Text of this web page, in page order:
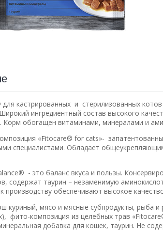
кастрированных и стерилизованных
ингредиентный состав высокого
Корм обогащен витаминами, минералами и
«Fitocare® for cats»-
специалистами. Обладает
- это баланс вкуса и пользы.
содержат таурин – незаменимую
производству обеспечивают высокое
куриный, мясо и мясные субпродукты, рыба
фито-композиция из целебных трав
добавка для кошек, таурин. Не